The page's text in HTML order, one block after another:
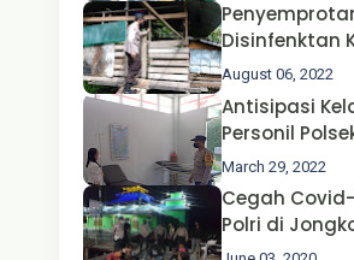
Disinfenktan Kandang
Ternak
Oleh Satgas
Nusa II Polda
August 06, 2022
Antisipasi
Personil
Hulu Gencar
Pengecekan
March 29, 2022
Cegah Covid-
Polri di
Himbau